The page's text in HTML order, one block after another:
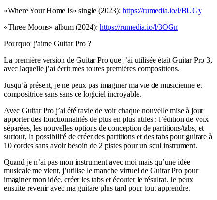
«Where Your Home Is» single (2023): https://rumedia.io/l/BUGy
«Three Moons» album (2024): https://rumedia.io/l/3OGn
Pourquoi j'aime Guitar Pro ?
La première version de Guitar Pro que j’ai utilisée était Guitar Pro 3,
avec laquelle j’ai écrit mes toutes premières compositions.
Jusqu’à présent, je ne peux pas imaginer ma vie de musicienne et
compositrice sans sans ce logiciel incroyable.
Avec Guitar Pro j’ai été ravie de voir chaque nouvelle mise à jour
apporter des fonctionnalités de plus en plus utiles : l’édition de voix
séparées, les nouvelles options de conception de partitions/tabs, et
surtout, la possibilité de créer des partitions et des tabs pour guitare à
10 cordes sans avoir besoin de 2 pistes pour un seul instrument.
Quand je n’ai pas mon instrument avec moi mais qu’une idée
musicale me vient, j’utilise le manche virtuel de Guitar Pro pour
imaginer mon idée, créer les tabs et écouter le résultat. Je peux
ensuite revenir avec ma guitare plus tard pour tout apprendre.